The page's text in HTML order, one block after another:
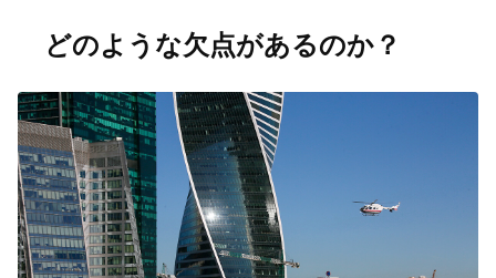
どのような欠点があるのか？